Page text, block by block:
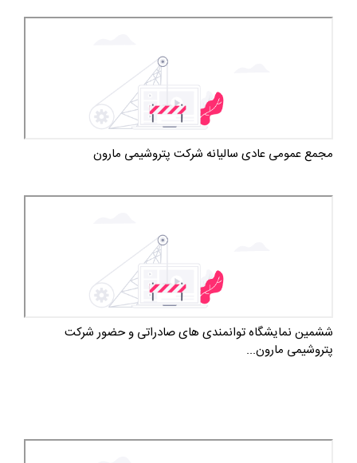
مجمع عمومی عادی سالیانه شرکت پتروشیمی مارون
ششمین نمایشگاه توانمندی های صادراتی و حضور شرکت
پتروشیمی مارون...